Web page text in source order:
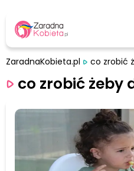
ZaradnaKobieta.pl co zrobić
co zrobić żeby